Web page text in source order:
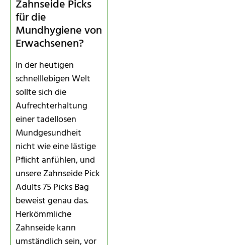
Zahnseide Picks
für die
Mundhygiene von
Erwachsenen?
In der heutigen
schnelllebigen Welt
sollte sich die
Aufrechterhaltung
einer tadellosen
Mundgesundheit
nicht wie eine lästige
Pflicht anfühlen, und
unsere Zahnseide Pick
Adults 75 Picks Bag
beweist genau das.
Herkömmliche
Zahnseide kann
umständlich sein, vor